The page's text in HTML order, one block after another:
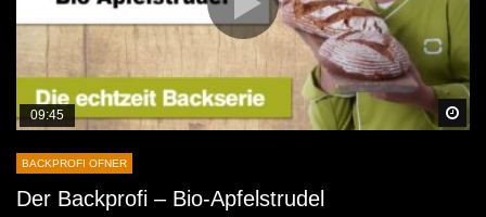
09:45
BACKPROFI OFNER
Der Backprofi – Bio-Apfelstrudel